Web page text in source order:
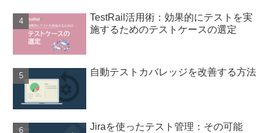
TestRail活用術：効果的にテストを実
施するためのテストケースの選定
自動テストカバレッジを改善する方法
Jiraを使ったテスト管理：その可能